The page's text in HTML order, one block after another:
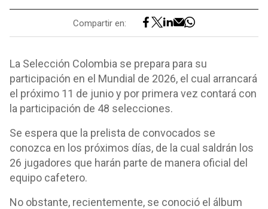
Compartir en:
La Selección Colombia se prepara para su
participación en el Mundial de 2026, el cual arrancará
el próximo 11 de junio y por primera vez contará con
la participación de 48 selecciones.
Se espera que la prelista de convocados se
conozca en los próximos días, de la cual saldrán los
26 jugadores que harán parte de manera oficial del
equipo cafetero.
No obstante, recientemente, se conoció el álbum